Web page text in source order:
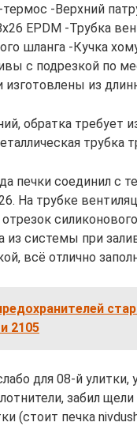
-Верхний
EPDM -Трубка
шланга -Кучка
с подрезкой по
из
обратка требует
трубка
печки соединил с
На трубке
из системы при
всё отлично
2105
для 08-й улитки,
забил
(стоит печка